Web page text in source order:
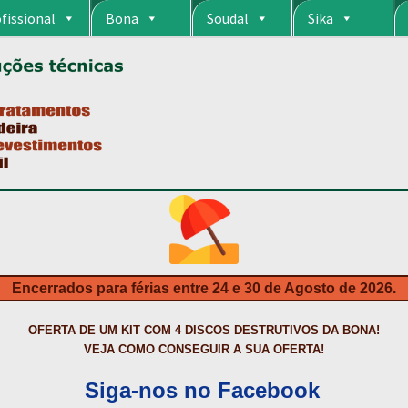
Bona Soudal Sika
CARRINHO CART
DA BONA?
HIDROFUGANTES
PRODUTOS ECOLÓGICOS CERTIFICADOS
DE BETÃO COM FERRO À VISTA REVESTIMENTO DE TANQUES E
TERMOS E CONDIÇÕESTINTA PROTEÇÃOTINTASTRATAMENTO
Encerrados para férias entre 24 e 30 de Agosto de 2026.
OFERTA DE UM KIT COM 4 DISCOS DESTRUTIVOS DA BONA!
VEJA COMO CONSEGUIR A SUA OFERTA!
Siga-nos no Facebook